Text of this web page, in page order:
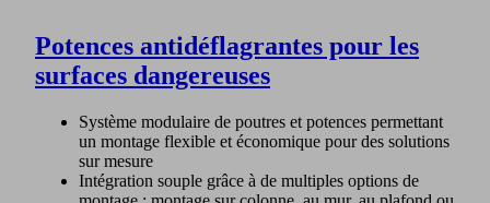
Potences antidéflagrantes pour les
surfaces dangereuses
Système modulaire de poutres et potences permettant
un montage flexible et économique pour des solutions
sur mesure
Intégration souple grâce à de multiples options de